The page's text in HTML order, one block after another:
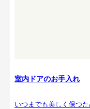
室内ドアのお手入れ
いつまでも美しく保つ